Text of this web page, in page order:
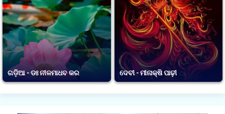
ଗଡ଼ିଆ - ଡଃ ନୀଳମାଧବ କର ଦେବୀ - ମୀନାକ୍ଷି ପାଢ଼ୀ